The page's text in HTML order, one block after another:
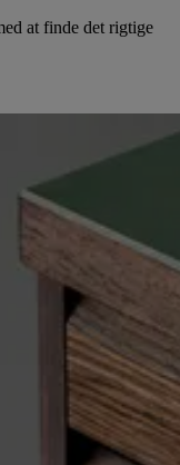
at finde det rigtige